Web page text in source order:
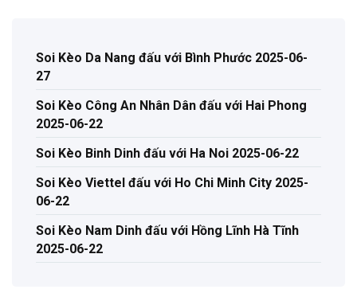
Soi Kèo Da Nang đấu với Bình Phước 2025-06-
27
Soi Kèo Công An Nhân Dân đấu với Hai Phong
2025-06-22
Soi Kèo Binh Dinh đấu với Ha Noi 2025-06-22
Soi Kèo Viettel đấu với Ho Chi Minh City 2025-
06-22
Soi Kèo Nam Dinh đấu với Hồng Lĩnh Hà Tĩnh
2025-06-22